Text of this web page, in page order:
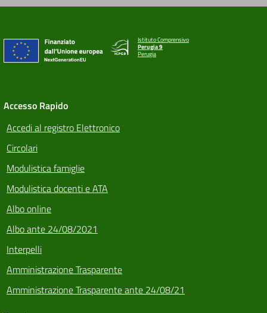
Istituto Comprensivo
Perugia 9
Perugia
Accesso Rapido
Accedi al registro Elettronico
Circolari
Modulistica famiglie
Modulistica docenti e ATA
Albo online
Albo ante 24/08/2021
Interpelli
Amministrazione Trasparente
Amministrazione Trasparente ante 24/08/21